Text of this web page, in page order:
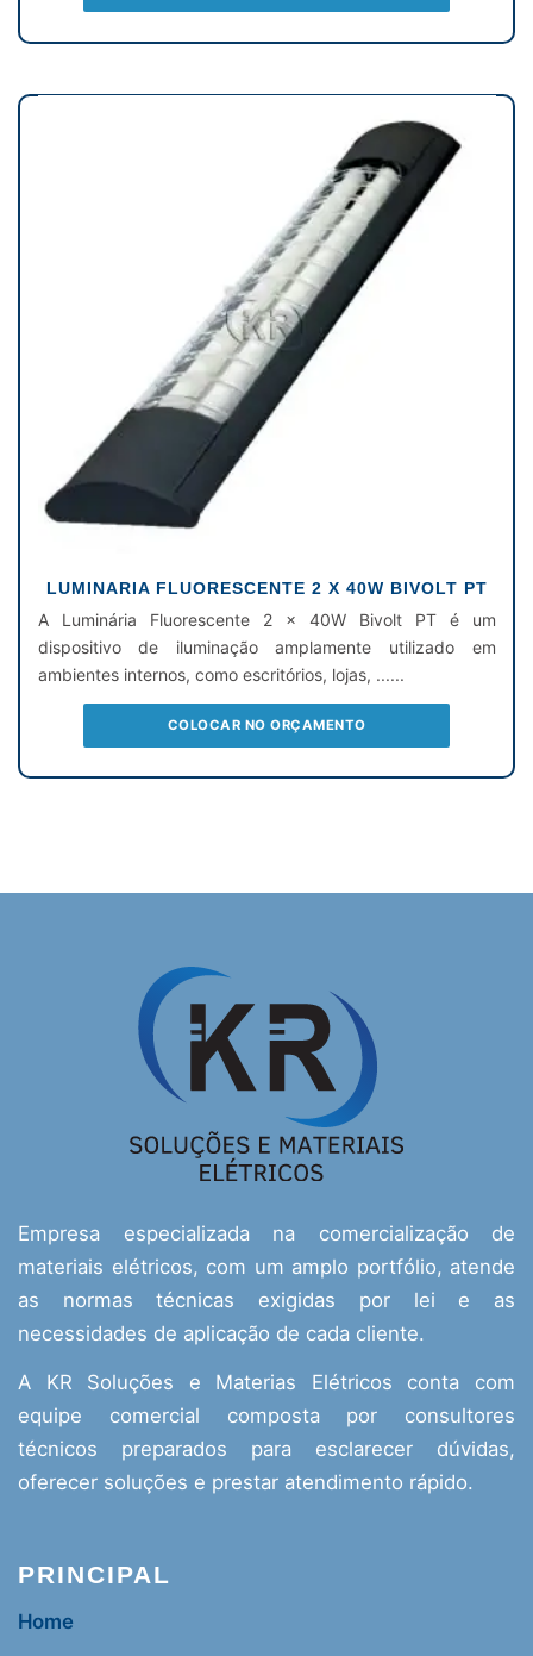
LUMINARIA FLUORESCENTE 2 X 40W BIVOLT PT
A Luminária Fluorescente 2 x 40W Bivolt PT é um
dispositivo de iluminação amplamente utilizado em
ambientes internos, como escritórios, lojas, ......
COLOCAR NO ORÇAMENTO
Empresa especializada na comercialização de
materiais elétricos, com um amplo portfólio, atende
as normas técnicas exigidas por lei e as
necessidades de aplicação de cada cliente.
A KR Soluções e Materias Elétricos conta com
equipe comercial composta por consultores
técnicos preparados para esclarecer dúvidas,
oferecer soluções e prestar atendimento rápido.
PRINCIPAL
Home